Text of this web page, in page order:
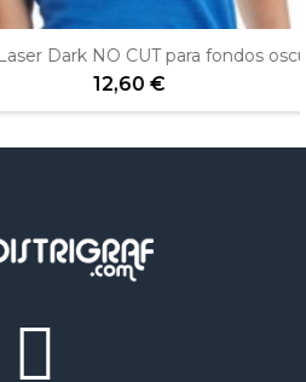
CUT para fondos oscuros